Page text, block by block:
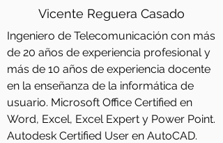
Vicente Reguera Casado
Ingeniero de Telecomunicación con más
de 20 años de experiencia profesional y
más de 10 años de experiencia docente
en la enseñanza de la informática de
usuario. Microsoft Office Certified en
Word, Excel, Excel Expert y Power Point.
Autodesk Certified User en AutoCAD.